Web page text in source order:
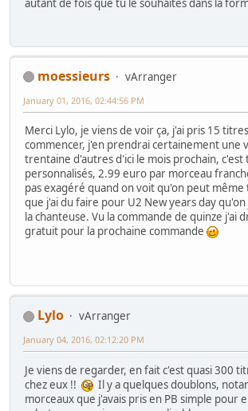
autant de fois que tu le souhaites dans la
moessieurs
vArranger
January 01, 2016, 02:44:56 PM
Merci Lylo, je viens de voir ça, j'ai pris 15
commencer, j'en prendrai certainement une
trentaine d'autres d'ici le mois prochain, c'est
personnalisés, 2.99 euro par morceau
pas exagéré quand on voit qu'on peut même
que j'ai du faire pour U2 New years day
la chanteuse. Vu la commande de quinze j'ai
gratuit pour la prochaine commande
Lylo
vArranger
January 04, 2016, 02:12:20 PM
Je viens de regarder, en fait c'est quasi 300
chez eux !!
Il y a quelques doublons,
morceaux que j'avais pris en PB simple pour